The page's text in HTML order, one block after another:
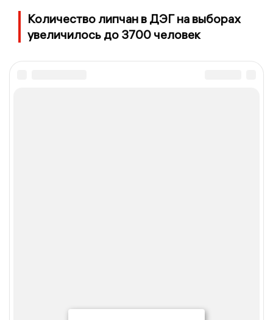
Количество липчан в ДЭГ на выборах
увеличилось до 3700 человек